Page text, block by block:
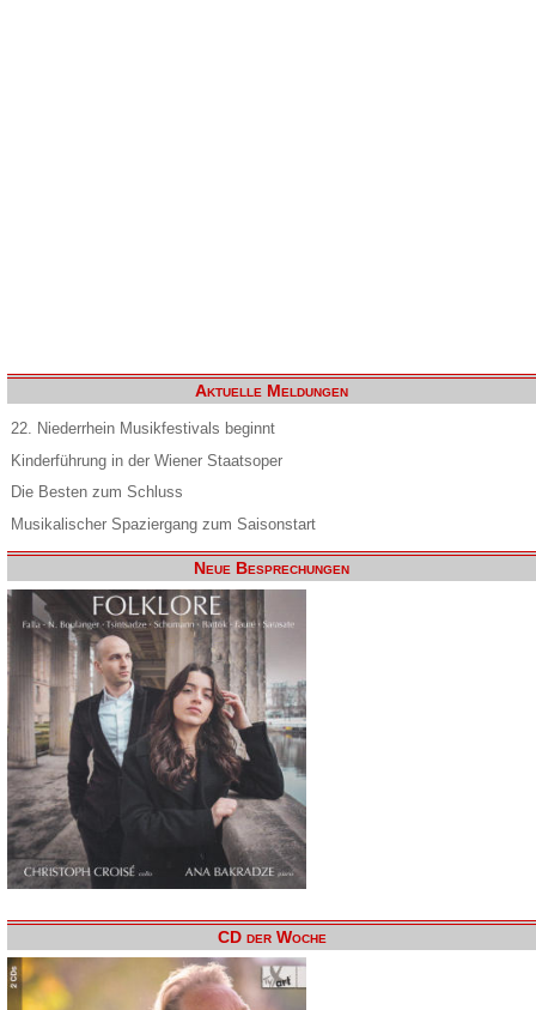
Aktuelle Meldungen
22. Niederrhein Musikfestivals beginnt
Kinderführung in der Wiener Staatsoper
Die Besten zum Schluss
Musikalischer Spaziergang zum Saisonstart
Neue Besprechungen
CD der Woche